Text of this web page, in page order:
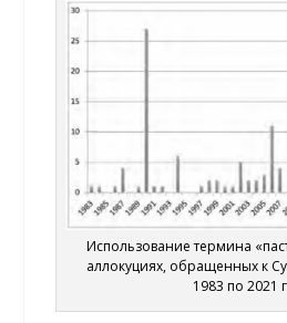
Использование термина
аллокуциях, обращенных к
1983 по 2021